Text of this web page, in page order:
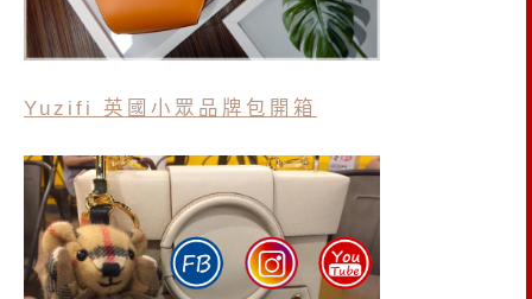
Yuzifi 英國小眾品牌包開箱